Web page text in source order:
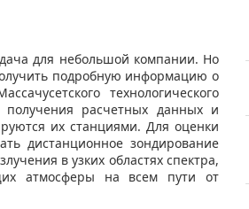
для небольшой компании. Но
подробную информацию о
технологического
получения расчетных данных и
их станциями. Для оценки
дистанционное зондирование
в узких областях спектра,
атмосферы на всем пути от